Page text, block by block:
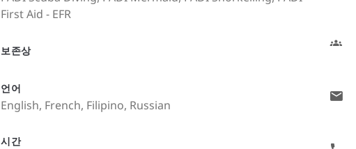
First Aid - EFR
보존상
언어
English, French, Filipino, Russian
시간